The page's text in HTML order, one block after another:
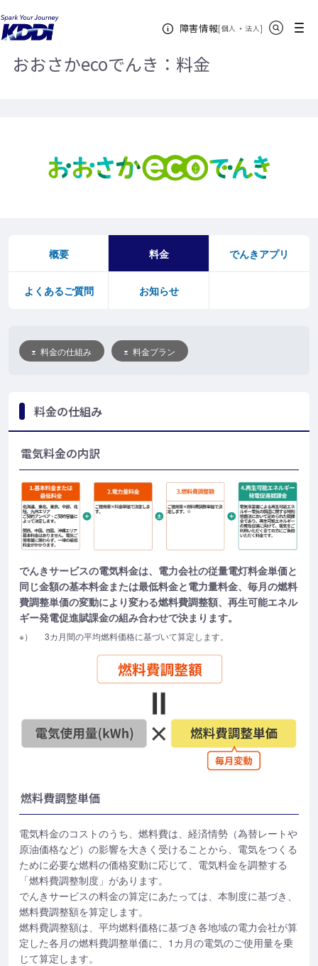
障害情報[個人 ・ 法人新規ウィンドウ
]
メニュー
KDDIホーム
おおさかecoでんき：料金
概要 料金 でんきアプリ
よくあるご質問 お知らせ
料金の仕組み 料金プラン
料金の仕組み
電気料金の内訳
でんきサービスの電気料金は、電力会社の従量電灯料金単価と
同じ金額の基本料金または最低料金と電力量料金、毎月の燃料
費調整単価の変動により変わる燃料費調整額、再生可能エネル
ギー発電促進賦課金の組み合わせで決まります。
※） 3カ月間の平均燃料価格に基づいて算定します。
燃料費調整単価
電気料金のコストのうち、燃料費は、経済情勢（為替レートや
原油価格など）の影響を大きく受けることから、電気をつくる
ために必要な燃料の価格変動に応じて、電気料金を調整する
「燃料費調整制度」があります。
でんきサービスの料金の算定にあたっては、本制度に基づき、
燃料費調整額を算定します。
燃料費調整額は、平均燃料価格に基づき各地域の電力会社が算
定した各月の燃料費調整単価に、1カ月の電気のご使用量を乗
じて算定します。